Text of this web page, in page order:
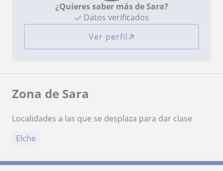
¿Quieres saber más de Sara?
Datos verificados
Ver perfil
Zona de Sara
Localidades a las que se desplaza para dar clase
Elche